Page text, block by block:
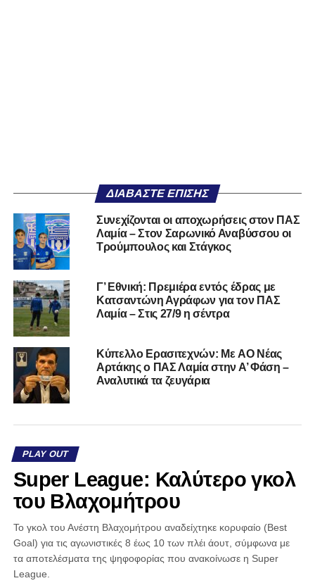
ΔΙΑΒΆΣΤΕ ΕΠΊΣΗΣ
Συνεχίζονται οι αποχωρήσεις στον ΠΑΣ
Λαμία – Στον Σαρωνικό Αναβύσσου οι
Τρούμπουλος και Στάγκος
Γ’ Εθνική: Πρεμιέρα εντός έδρας με
Κατσαντώνη Αγράφων για τον ΠΑΣ
Λαμία – Στις 27/9 η σέντρα
Kύπελλο Ερασιτεχνών: Με AO Nέας
Αρτάκης ο ΠΑΣ Λαμία στην Α’ Φάση –
Αναλυτικά τα ζευγάρια
PLAY OUT
Super League: Καλύτερο γκολ
του Βλαχομήτρου
Το γκολ του Ανέστη Βλαχομήτρου αναδείχτηκε κορυφαίο (Best
Goal) για τις αγωνιστικές 8 έως 10 των πλέι άουτ, σύμφωνα με
τα αποτελέσματα της ψηφοφορίας που ανακοίνωσε η Super
League.